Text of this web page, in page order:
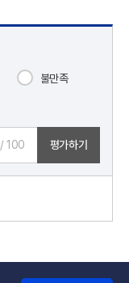
불만족
/ 100 평가하기